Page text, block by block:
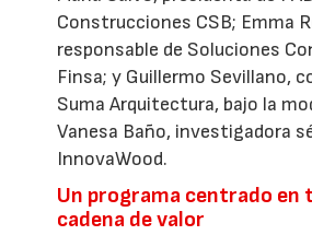
Construcciones CSB; Emma
responsable de Soluciones
Finsa; y Guillermo Sevillano,
Suma Arquitectura, bajo la
Vanesa Baño, investigadora
InnovaWood.
Un programa centrado en
cadena de valor